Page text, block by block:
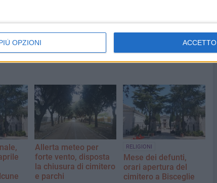
OPZIONI ACCETTO
Allerta meteo per
forte vento, disposta
la chiusura di cimitero
e parchi
RELIGIONI
Mese dei defunti,
orari apertura del
cimitero a Bisceglie